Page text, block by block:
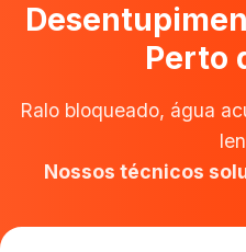
Perto
Ralo bloqueado, água
Nossos técnicos